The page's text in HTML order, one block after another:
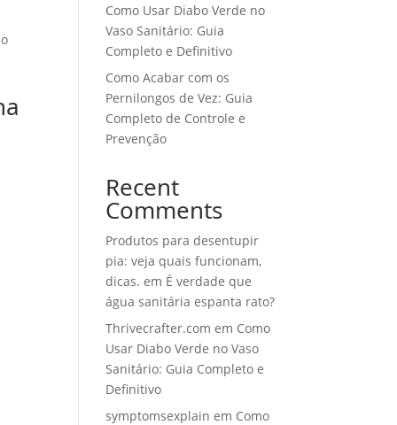
Como Usar Diabo Verde no
Vaso Sanitário: Guia
Completo e Definitivo
Como Acabar com os
Pernilongos de Vez: Guia
Completo de Controle e
Prevenção
Recent
Comments
Produtos para desentupir
pia: veja quais funcionam,
dicas. em É verdade que
água sanitária espanta rato?
Thrivecrafter.com em Como
Usar Diabo Verde no Vaso
Sanitário: Guia Completo e
Definitivo
symptomsexplain em Como